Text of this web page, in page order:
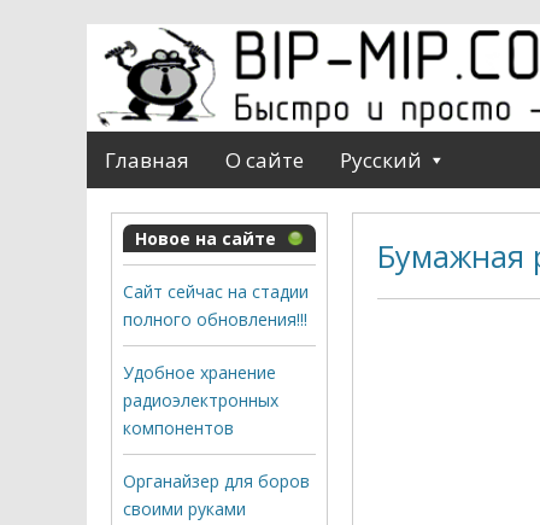
Главная О сайте Русский
Бумажная
Новое на сайте
Сайт сейчас на стадии
полного обновления!!!
Удобное хранение
радиоэлектронных
компонентов
Органайзер для боров
своими руками